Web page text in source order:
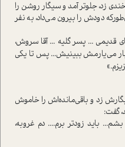
زد، جلوتر آمد و سیگار روشن را
دودش را بیرون می‌داد، به نفر
قدیمی ... پسر گلیه ... آقا سروش،
بار می‌یارمش ببینیش... پس تا یکی
زد و باقی‌مانده‌اش را خاموش
گفت:
باید زودتر برم.... دم غروبه،